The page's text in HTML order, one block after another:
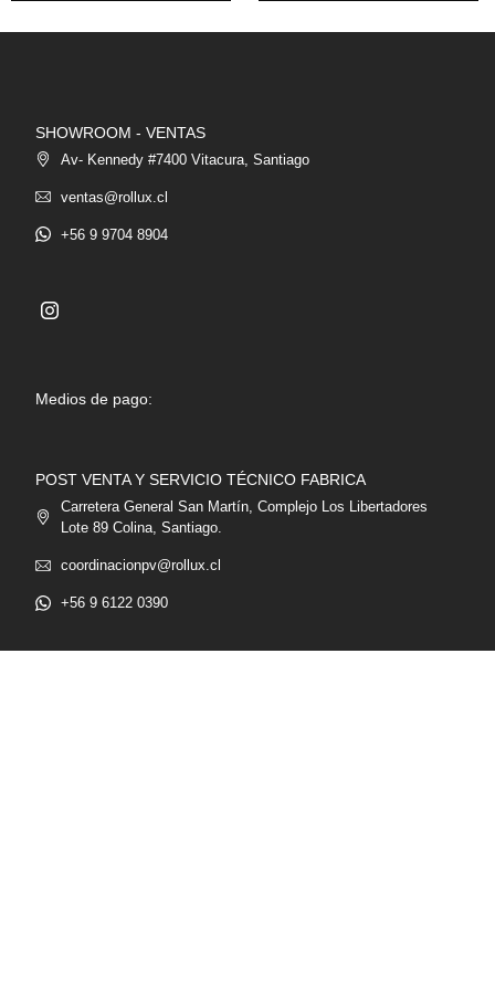
SHOWROOM - VENTAS
Av- Kennedy #7400 Vitacura, Santiago
ventas@rollux.cl
+56 9 9704 8904
Medios de pago:
POST VENTA Y SERVICIO TÉCNICO FABRICA
Carretera General San Martín, Complejo Los Libertadores
Lote 89 Colina, Santiago.
coordinacionpv@rollux.cl
+56 9 6122 0390